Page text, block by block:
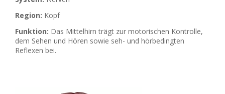
Region: Kopf
Funktion: Das Mittelhirn trägt zur motorischen Kontrolle,
dem Sehen und Hören sowie seh- und hörbedingten
Reflexen bei.